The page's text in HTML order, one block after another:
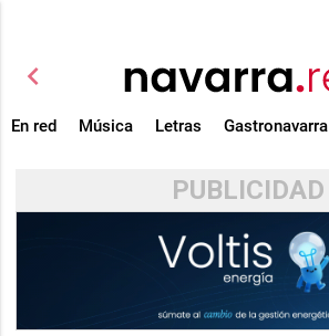
chevron_left
En red Música Letras Gastronavarra
PUBLICIDAD